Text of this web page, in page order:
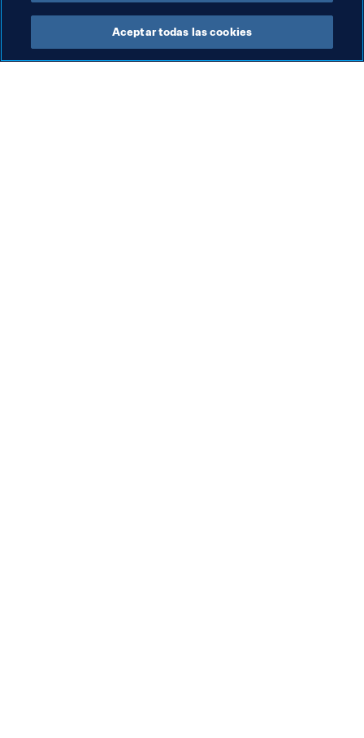
Organización
Aceptar todas las cookies